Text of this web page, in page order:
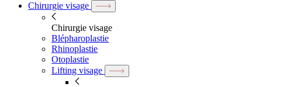
Chirurgie visage
Chirurgie visage
Blépharoplastie
Rhinoplastie
Otoplastie
Lifting visage